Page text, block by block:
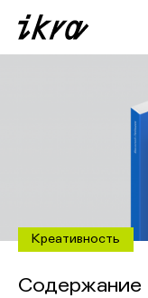
Креативность
Содержание